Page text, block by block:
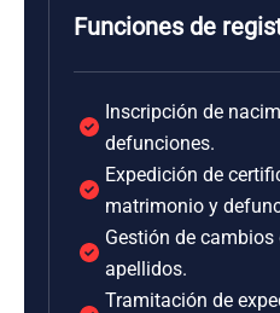
Funciones de
Inscripción de
defunciones.
Expedición de
matrimonio y
Gestión de cambios
apellidos.
Tramitación de